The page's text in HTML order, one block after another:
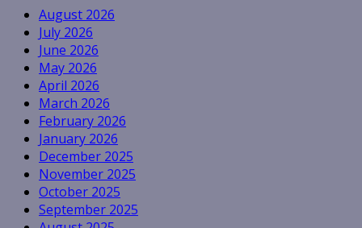
August 2026
July 2026
June 2026
May 2026
April 2026
March 2026
February 2026
January 2026
December 2025
November 2025
October 2025
September 2025